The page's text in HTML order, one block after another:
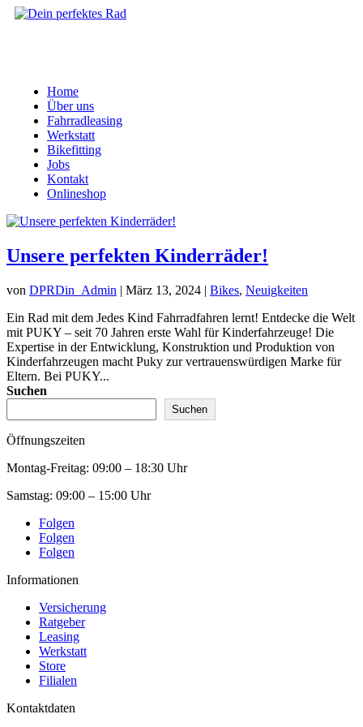
Home
Über uns
Fahrradleasing
Werkstatt
Bikefitting
Jobs
Kontakt
Onlineshop
Unsere perfekten Kinderräder!
von DPRDin_Admin | März 13, 2024 | Bikes, Neuigkeiten
Ein Rad mit dem Jedes Kind Fahrradfahren lernt! Entdecke die Welt
mit PUKY – seit 70 Jahren erste Wahl für Kinderfahrzeuge! Die
Expertise in der Entwicklung, Konstruktion und Produktion von
Kinderfahrzeugen macht Puky zur vertrauenswürdigen Marke für
Eltern. Bei PUKY...
Suchen
Suchen
Öffnungszeiten
Montag-Freitag: 09:00 – 18:30 Uhr
Samstag: 09:00 – 15:00 Uhr
Folgen
Folgen
Folgen
Informationen
Versicherung
Ratgeber
Leasing
Werkstatt
Store
Filialen
Kontaktdaten